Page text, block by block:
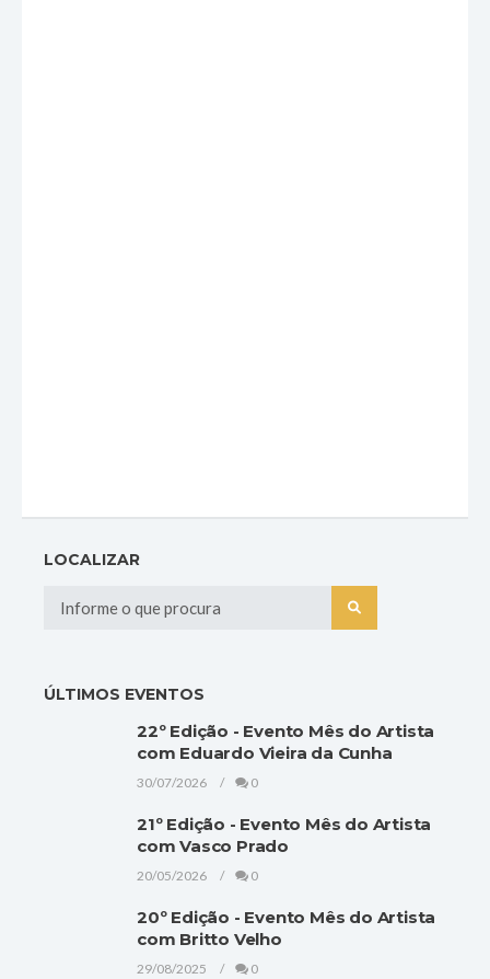
LOCALIZAR
ÚLTIMOS EVENTOS
22º Edição - Evento Mês do Artista
com Eduardo Vieira da Cunha
30/07/2026 0
21º Edição - Evento Mês do Artista
com Vasco Prado
20/05/2026 0
20º Edição - Evento Mês do Artista
com Britto Velho
29/08/2025 0